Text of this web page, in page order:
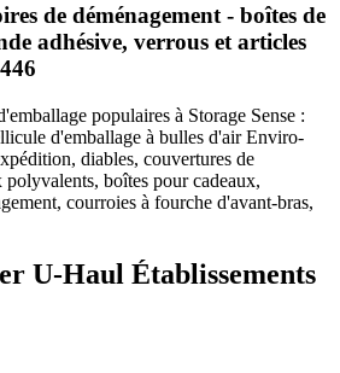
de déménagement - boîtes de
adhésive, verrous et articles
populaires à Storage Sense :
d'emballage à bulles d'air Enviro-
diables, couvertures de
polyvalents, boîtes pour cadeaux,
courroies à fourche d'avant-bras,
U-Haul Établissements